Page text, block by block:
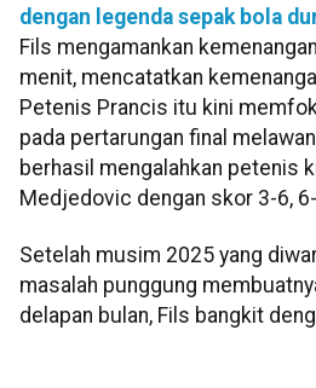
dengan legenda sepak bola
Fils mengamankan
menit, mencatatkan
Petenis Prancis itu kini
pada pertarungan final
berhasil mengalahkan petenis
Medjedovic dengan skor 3-6,
Setelah musim 2025 yang
masalah punggung
delapan bulan, Fils bangkit